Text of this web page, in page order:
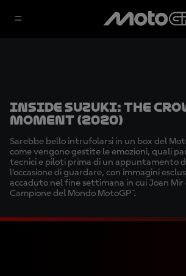
Inside Suzuki: The
moment (2020)
Sarebbe bello intrufolarsi in un box del
come vengono gestite le emozioni, quali
tecnici e piloti prima di un appuntamento
l’occasione di guardare, con immagini
accaduto nel fine settimana in cui Joan
Campione del Mondo MotoGP™.